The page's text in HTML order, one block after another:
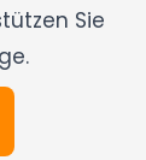
Sie